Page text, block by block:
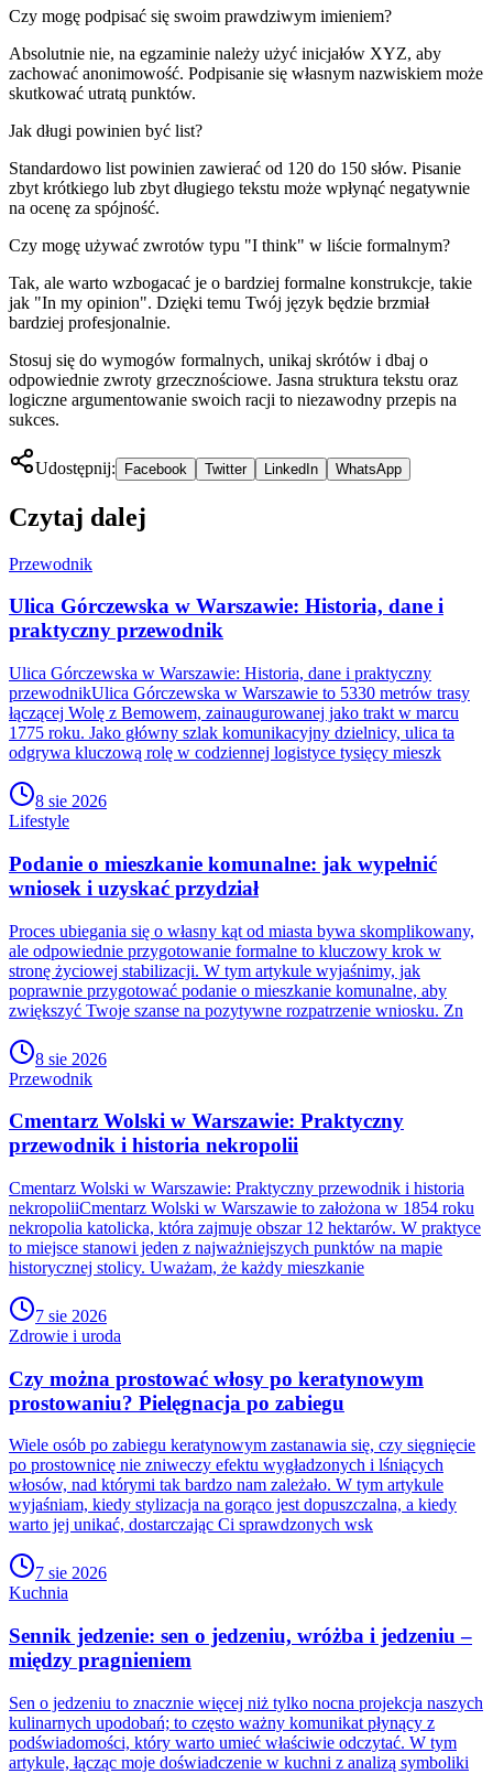
Czy mogę podpisać się swoim prawdziwym imieniem?
Absolutnie nie, na egzaminie należy użyć inicjałów XYZ, aby
zachować anonimowość. Podpisanie się własnym nazwiskiem może
skutkować utratą punktów.
Jak długi powinien być list?
Standardowo list powinien zawierać od 120 do 150 słów. Pisanie
zbyt krótkiego lub zbyt długiego tekstu może wpłynąć negatywnie
na ocenę za spójność.
Czy mogę używać zwrotów typu "I think" w liście formalnym?
Tak, ale warto wzbogacać je o bardziej formalne konstrukcje, takie
jak "In my opinion". Dzięki temu Twój język będzie brzmiał
bardziej profesjonalnie.
Stosuj się do wymogów formalnych, unikaj skrótów i dbaj o
odpowiednie zwroty grzecznościowe. Jasna struktura tekstu oraz
logiczne argumentowanie swoich racji to niezawodny przepis na
sukces.
Udostępnij: Facebook Twitter LinkedIn WhatsApp
Czytaj dalej
Przewodnik
Ulica Górczewska w Warszawie: Historia, dane i
praktyczny przewodnik
Ulica Górczewska w Warszawie: Historia, dane i praktyczny
przewodnikUlica Górczewska w Warszawie to 5330 metrów trasy
łączącej Wolę z Bemowem, zainaugurowanej jako trakt w marcu
1775 roku. Jako główny szlak komunikacyjny dzielnicy, ulica ta
odgrywa kluczową rolę w codziennej logistyce tysięcy mieszk
8 sie 2026
Lifestyle
Podanie o mieszkanie komunalne: jak wypełnić
wniosek i uzyskać przydział
Proces ubiegania się o własny kąt od miasta bywa skomplikowany,
ale odpowiednie przygotowanie formalne to kluczowy krok w
stronę życiowej stabilizacji. W tym artykule wyjaśnimy, jak
poprawnie przygotować podanie o mieszkanie komunalne, aby
zwiększyć Twoje szanse na pozytywne rozpatrzenie wniosku. Zn
8 sie 2026
Przewodnik
Cmentarz Wolski w Warszawie: Praktyczny
przewodnik i historia nekropolii
Cmentarz Wolski w Warszawie: Praktyczny przewodnik i historia
nekropoliiCmentarz Wolski w Warszawie to założona w 1854 roku
nekropolia katolicka, która zajmuje obszar 12 hektarów. W praktyce
to miejsce stanowi jeden z najważniejszych punktów na mapie
historycznej stolicy. Uważam, że każdy mieszkanie
7 sie 2026
Zdrowie i uroda
Czy można prostować włosy po keratynowym
prostowaniu? Pielęgnacja po zabiegu
Wiele osób po zabiegu keratynowym zastanawia się, czy sięgnięcie
po prostownicę nie zniweczy efektu wygładzonych i lśniących
włosów, nad którymi tak bardzo nam zależało. W tym artykule
wyjaśniam, kiedy stylizacja na gorąco jest dopuszczalna, a kiedy
warto jej unikać, dostarczając Ci sprawdzonych wsk
7 sie 2026
Kuchnia
Sennik jedzenie: sen o jedzeniu, wróżba i jedzeniu –
między pragnieniem
Sen o jedzeniu to znacznie więcej niż tylko nocna projekcja naszych
kulinarnych upodobań; to często ważny komunikat płynący z
podświadomości, który warto umieć właściwie odczytać. W tym
artykule, łącząc moje doświadczenie w kuchni z analizą symboliki